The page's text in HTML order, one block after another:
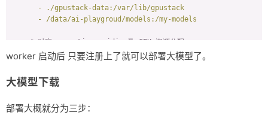
-
./gpustack-data:/var/lib/gpustack
-
/data/ai-playgroud/models:/my-models
# 对应 --runtime nvidia 及 GPU 资源分配
deploy:
reservations:
devices:
count:
worker 启动后 只要注册上了就可以部署大模型了。
大模型下载
部署大概就分为三步：